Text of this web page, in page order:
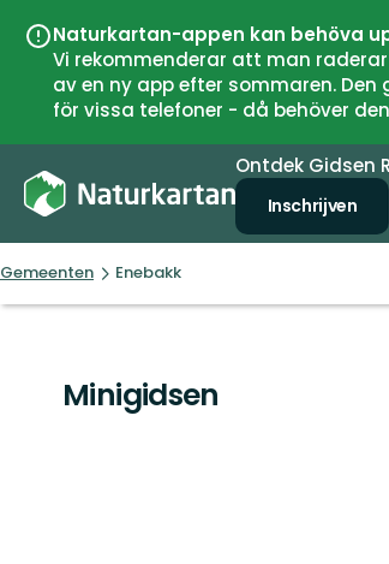
Naturkartan-appen kan behöva
Vi rekommenderar att man
av en ny app efter sommaren.
för vissa telefoner - då behöver
Ontdek Gidsen
Inschrijven
Gemeenten Enebakk
Minigidsen